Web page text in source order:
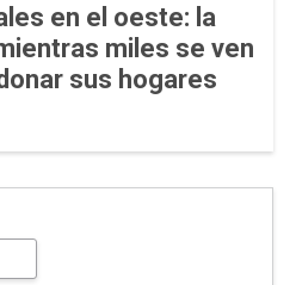
en el oeste: la
miles se ven
sus hogares